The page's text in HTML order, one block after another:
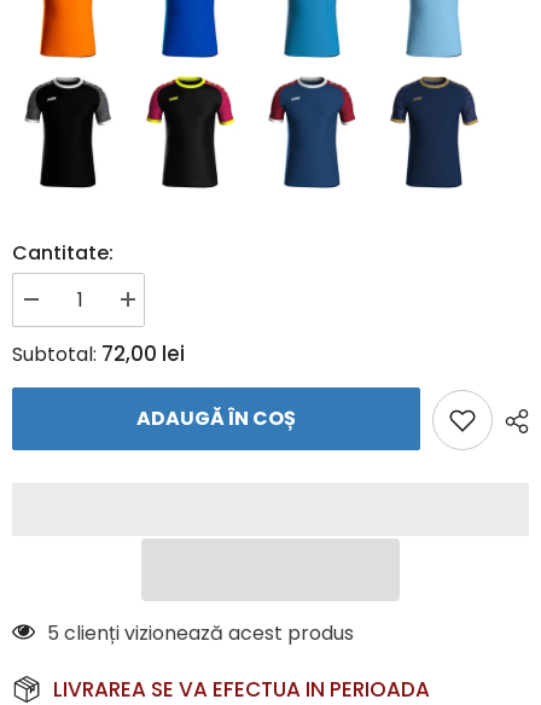
Cantitate:
Reduceți
cantitatea
pentru
Tricou
Tricou
Creșteți
cantitatea
pentru
Tricou
ICONIC
Tricou
Romania
Subtotal: 72,00 lei
ADAUGĂ ÎN COȘ
5 clienți vizionează acest produs
LIVRAREA SE VA EFECTUA IN PERIOADA